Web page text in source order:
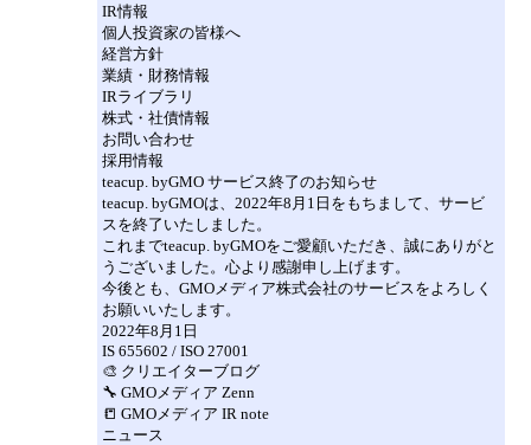
IR情報
個人投資家の皆様へ
経営方針
業績・財務情報
IRライブラリ
株式・社債情報
お問い合わせ
採用情報
teacup. byGMO サービス終了のお知らせ
teacup. byGMOは、2022年8月1日をもちまして、サービ
スを終了いたしました。
これまでteacup. byGMOをご愛顧いただき、誠にありがと
うございました。心より感謝申し上げます。
今後とも、GMOメディア株式会社のサービスをよろしく
お願いいたします。
2022年8月1日
IS 655602 / ISO 27001
🎨 クリエイターブログ
🔧 GMOメディア Zenn
📒 GMOメディア IR note
ニュース